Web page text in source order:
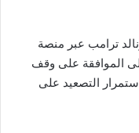
ترامب عبر منصة
الموافقة على وقف
التصعيد على